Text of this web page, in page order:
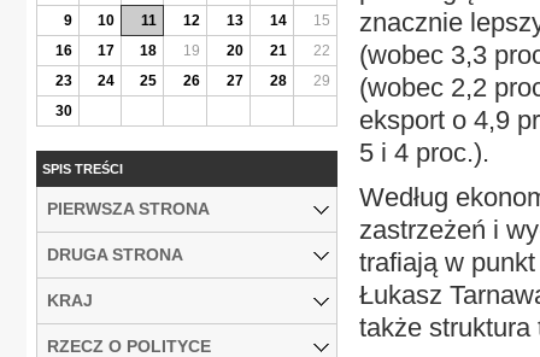
znacznie
(wobec 3,3
(wobec 2,2
eksport o 4,9
5 i 4 proc.).
Według
zastrzeżeń i
trafiają w
Łukasz
także struktura
9
10 11 12 13 14
15
16
17 18 19 20 21
22
23
24 25 26 27 28
29
30
SPIS TREŚCI
PIERWSZA STRONA
DRUGA STRONA
KRAJ
RZECZ O POLITYCE